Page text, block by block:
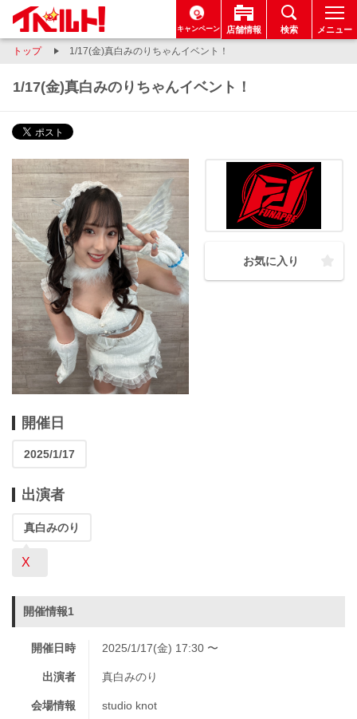
キャンペーン 店舗情報 検索 メニュー
トップ 1/17(金)真白みのりちゃんイベント！
1/17(金)真白みのりちゃんイベント！
お気に入り
開催日
2025/1/17
出演者
真白みのり
X
開催情報1
開催日時 2025/1/17(金) 17:30 〜
出演者 真白みのり
会場情報 studio knot